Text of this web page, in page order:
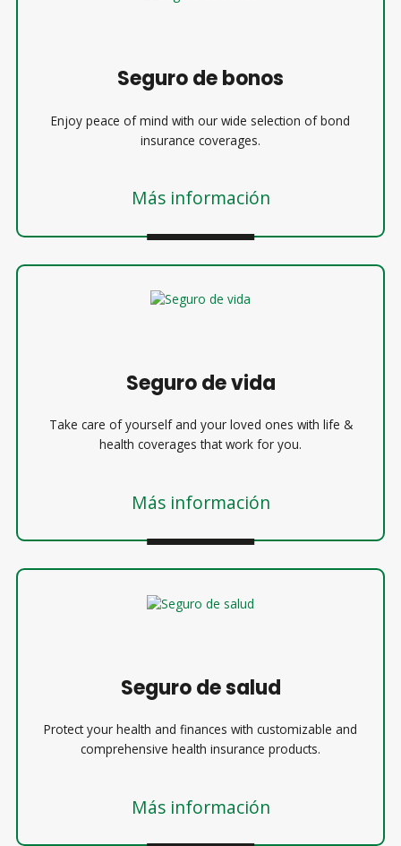
Seguro de bonos
Enjoy peace of mind with our wide selection of bond
insurance coverages.
Más información
Seguro de vida
Take care of yourself and your loved ones with life &
health coverages that work for you.
Más información
Seguro de salud
Protect your health and finances with customizable and
comprehensive health insurance products.
Más información